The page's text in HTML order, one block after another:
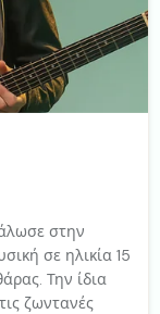
στην
σε ηλικία 15
Την ίδια
ζωντανές